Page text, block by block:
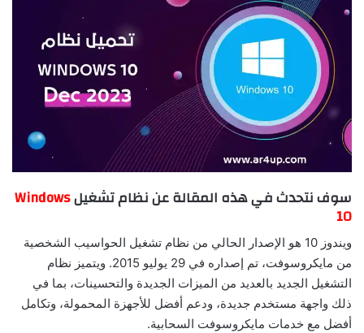
سوف نتحدث في هذه المقالة عن نظام تشغيلWindows
10
ويندوز 10 هو الإصدار الحالي من نظام تشغيل الحواسيب الشخصية
من مايكروسوفت، تم إصداره في 29 يوليو 2015. ويتميز نظام
التشغيل الجديد بالعديد من الميزات الجديدة والتحسينات، بما في
ذلك واجهة مستخدم جديدة، ودعم أفضل للأجهزة المحمولة، وتكامل
أفضل مع خدمات مايكروسوفت السحابية.